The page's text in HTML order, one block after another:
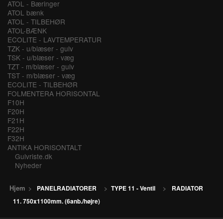
ATOL - Bæringer
ATOL bænk
ATOL - TILBEHØR
ATOL-BÆNK
ECOLITE - LAVTEMPERATUR
TZK - u/blæser - gulv
TSK - u/blæser - væg
TZT - m/blæser - gulv
TST - m/blæser - væg
ECOLITE - TILBEHØR
FOLMENTERA HORISONTAL
F10H
F20H
F21H
F22H
F32H
ANTIKA HORISONTALT
Gulvriste.dk
Nyheder
Hjem > PANELRADIATORER > TYPE 11 - Ventil >
RADIATOR
11. 750x1100mm. (6anb./højre)